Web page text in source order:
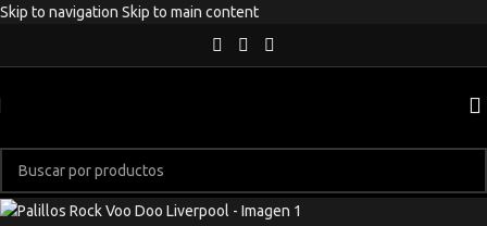
Skip to navigation Skip to main content